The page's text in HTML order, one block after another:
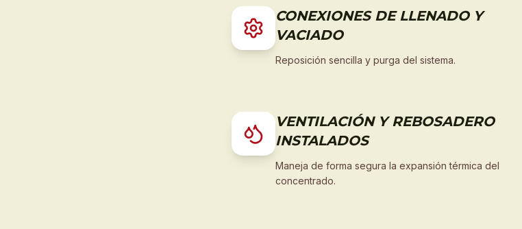
CONEXIONES DE LLENADO Y
VACIADO
Reposición sencilla y purga del sistema.
VENTILACIÓN Y REBOSADERO
INSTALADOS
Maneja de forma segura la expansión térmica del
concentrado.